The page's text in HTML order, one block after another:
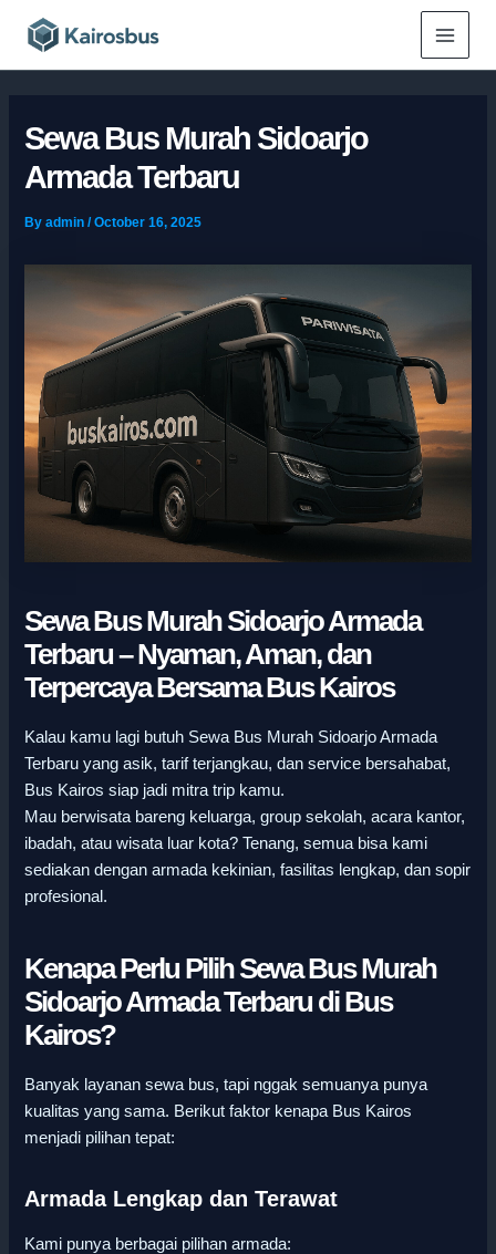
Main
Menu
Sewa Bus Murah Sidoarjo
Armada Terbaru
Byadmin/October 16, 2025
Sewa Bus Murah Sidoarjo Armada
Terbaru – Nyaman, Aman, dan
Terpercaya Bersama Bus Kairos
Kalau kamu lagi butuh Sewa Bus Murah Sidoarjo Armada
Terbaru yang asik, tarif terjangkau, dan service bersahabat,
Bus Kairos siap jadi mitra trip kamu.
Mau berwisata bareng keluarga, group sekolah, acara kantor,
ibadah, atau wisata luar kota? Tenang, semua bisa kami
sediakan dengan armada kekinian, fasilitas lengkap, dan sopir
profesional.
Kenapa Perlu Pilih Sewa Bus Murah
Sidoarjo Armada Terbaru di Bus
Kairos?
Banyak layanan sewa bus, tapi nggak semuanya punya
kualitas yang sama. Berikut faktor kenapa Bus Kairos
menjadi pilihan tepat:
Armada Lengkap dan Terawat
Kami punya berbagai pilihan armada: